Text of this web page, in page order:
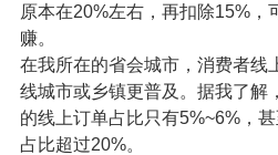
原本在20%左右，再扣除15%，
赚。
在我所在的省会城市，消费者线
线城市或乡镇更普及。据我了解
的线上订单占比只有5%~6%，
占比超过20%。